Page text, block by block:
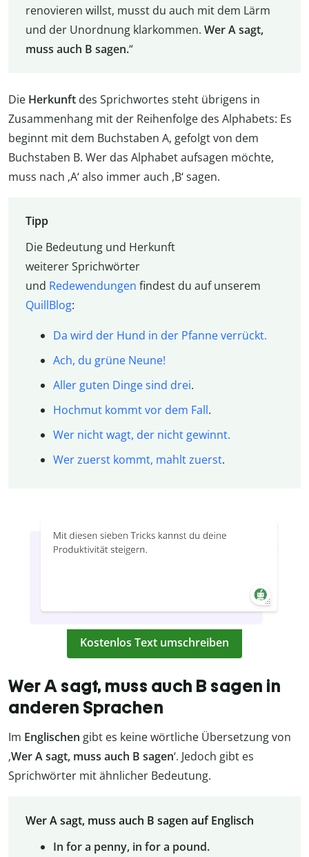
renovieren willst, musst du auch mit dem Lärm
und der Unordnung klarkommen. Wer A sagt,
muss auch B sagen.“
Die Herkunft des Sprichwortes steht übrigens in
Zusammenhang mit der Reihenfolge des Alphabets: Es
beginnt mit dem Buchstaben A, gefolgt von dem
Buchstaben B. Wer das Alphabet aufsagen möchte,
muss nach ‚A‘ also immer auch ‚B‘ sagen.
Tipp
Die Bedeutung und Herkunft
weitererSprichwörter
und Redewendungen findest du auf unserem
QuillBlog:
Da wird der Hund in der Pfanne verrückt.
Ach, du grüne Neune!
Aller guten Dinge sind drei.
Hochmut kommt vor dem Fall.
Wer nicht wagt, der nicht gewinnt.
Wer zuerst kommt, mahlt zuerst.
Kostenlos Text umschreiben
Wer A sagt, muss auch B sagen in
anderen Sprachen
Im Englischen gibt es keine wörtliche Übersetzung von
‚Wer A sagt, muss auch B sagen‘. Jedoch gibt es
Sprichwörter mit ähnlicher Bedeutung.
Wer A sagt, muss auch B sagen auf Englisch
In for a penny, in for a pound.